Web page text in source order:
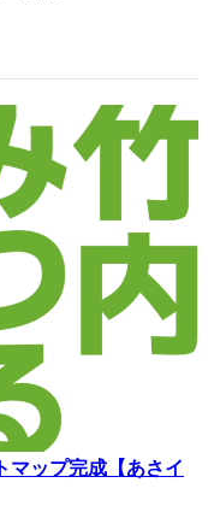
マップ完成【あさイ